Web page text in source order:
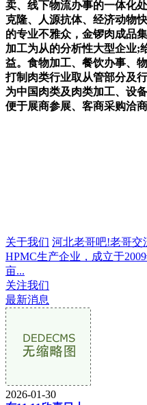
卖、线下物流办事的一体化
克隆、人源抗体、经济动物
的专业不雅众，金锣肉成品
加工为从的分析性大型企业;
益。食物加工、餐饮办事、
打制肉类行业取从管部分及
为中国肉类及肉类加工、设
便于展商参展、客商采购洽商
关于我们 河北老哥吧!老哥交
HPMC生产企业，成立于
亩...
关注我们
最新消息
2026-01-30